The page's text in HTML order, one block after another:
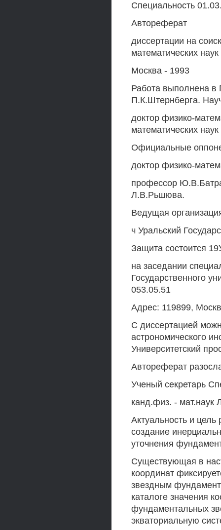
Специальность
Автореферат
диссертации на
математических наук
Москва - 1993
Работа выполнена в
П.К.Штернберга.
доктор физико-
математических
Официальные
доктор физико-
профессор
Л.В.Рьшюва.
Ведущая
ч Уральский
Защита состоится
на заседании
Государственного
053.05.51
Адрес: 119899,
С диссертацией
астрономического
Университетский
Автореферат
Ученый секретарь
канд.физ. - мат.наук
Актуальность и
создание
уточнения
Существующая в
координат
звездным
каталоге значения
фундаментальных
экваториальную